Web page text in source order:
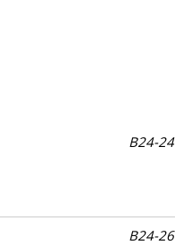
B24-24
B24-26